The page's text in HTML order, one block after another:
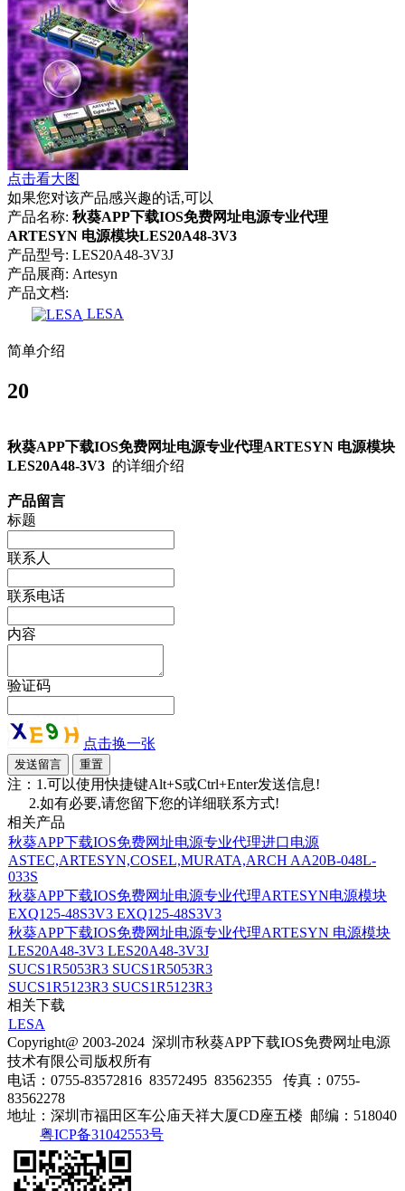
点击看大图
如果您对该产品感兴趣的话,可以
产品名称: 秋葵APP下载IOS免费网址电源专业代理
ARTESYN 电源模块LES20A48-3V3
产品型号: LES20A48-3V3J
产品展商: Artesyn
产品文档:
LESA
简单介绍
20
秋葵APP下载IOS免费网址电源专业代理ARTESYN 电源模块
LES20A48-3V3 的详细介绍
产品留言
标题
联系人
联系电话
内容
验证码
点击换一张
注：1.可以使用快捷键Alt+S或Ctrl+Enter发送信息!
2.如有必要,请您留下您的详细联系方式!
相关产品
秋葵APP下载IOS免费网址电源专业代理进口电源
ASTEC,ARTESYN,COSEL,MURATA,ARCH AA20B-048L-
033S
秋葵APP下载IOS免费网址电源专业代理ARTESYN电源模块
EXQ125-48S3V3 EXQ125-48S3V3
秋葵APP下载IOS免费网址电源专业代理ARTESYN 电源模块
LES20A48-3V3 LES20A48-3V3J
SUCS1R5053R3 SUCS1R5053R3
SUCS1R5123R3 SUCS1R5123R3
相关下载
LESA
Copyright@ 2003-2024 深圳市秋葵APP下载IOS免费网址电源
技术有限公司 版权所有
电话：0755-83572816 83572495 83562355
传真：0755-
83562278
地址：深圳市福田区车公庙天祥大厦CD座五楼 邮编：518040
粤ICP备31042553号